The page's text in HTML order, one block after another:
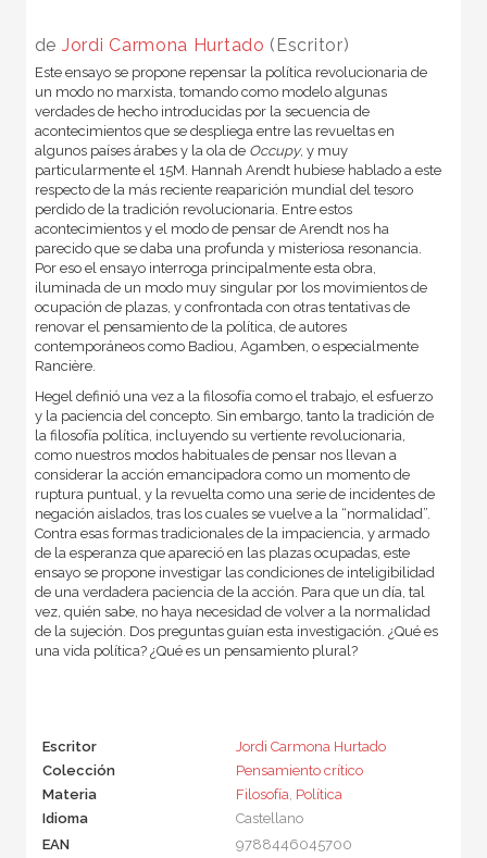
de Jordi Carmona Hurtado (Escritor)
Este ensayo se propone repensar la política revolucionaria de
un modo no marxista, tomando como modelo algunas
verdades de hecho introducidas por la secuencia de
acontecimientos que se despliega entre las revueltas en
algunos países árabes y la ola de Occupy, y muy
particularmente el 15M. Hannah Arendt hubiese hablado a este
respecto de la más reciente reaparición mundial del tesoro
perdido de la tradición revolucionaria. Entre estos
acontecimientos y el modo de pensar de Arendt nos ha
parecido que se daba una profunda y misteriosa resonancia.
Por eso el ensayo interroga principalmente esta obra,
iluminada de un modo muy singular por los movimientos de
ocupación de plazas, y confrontada con otras tentativas de
renovar el pensamiento de la política, de autores
contemporáneos como Badiou, Agamben, o especialmente
Rancière.
Hegel definió una vez a la filosofía como el trabajo, el esfuerzo
y la paciencia del concepto. Sin embargo, tanto la tradición de
la filosofía política, incluyendo su vertiente revolucionaria,
como nuestros modos habituales de pensar nos llevan a
considerar la acción emancipadora como un momento de
ruptura puntual, y la revuelta como una serie de incidentes de
negación aislados, tras los cuales se vuelve a la “normalidad”.
Contra esas formas tradicionales de la impaciencia, y armado
de la esperanza que apareció en las plazas ocupadas, este
ensayo se propone investigar las condiciones de inteligibilidad
de una verdadera paciencia de la acción. Para que un día, tal
vez, quién sabe, no haya necesidad de volver a la normalidad
de la sujeción. Dos preguntas guían esta investigación. ¿Qué es
una vida política? ¿Qué es un pensamiento plural?
Escritor
Jordi Carmona Hurtado
Colección
Pensamiento crítico
Materia
Filosofía Política
Idioma
Castellano
EAN
9788446045700